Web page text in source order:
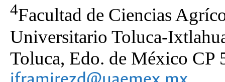
4Facultad de Ciencias
Universitario Toluca-
Toluca, Edo. de México CP